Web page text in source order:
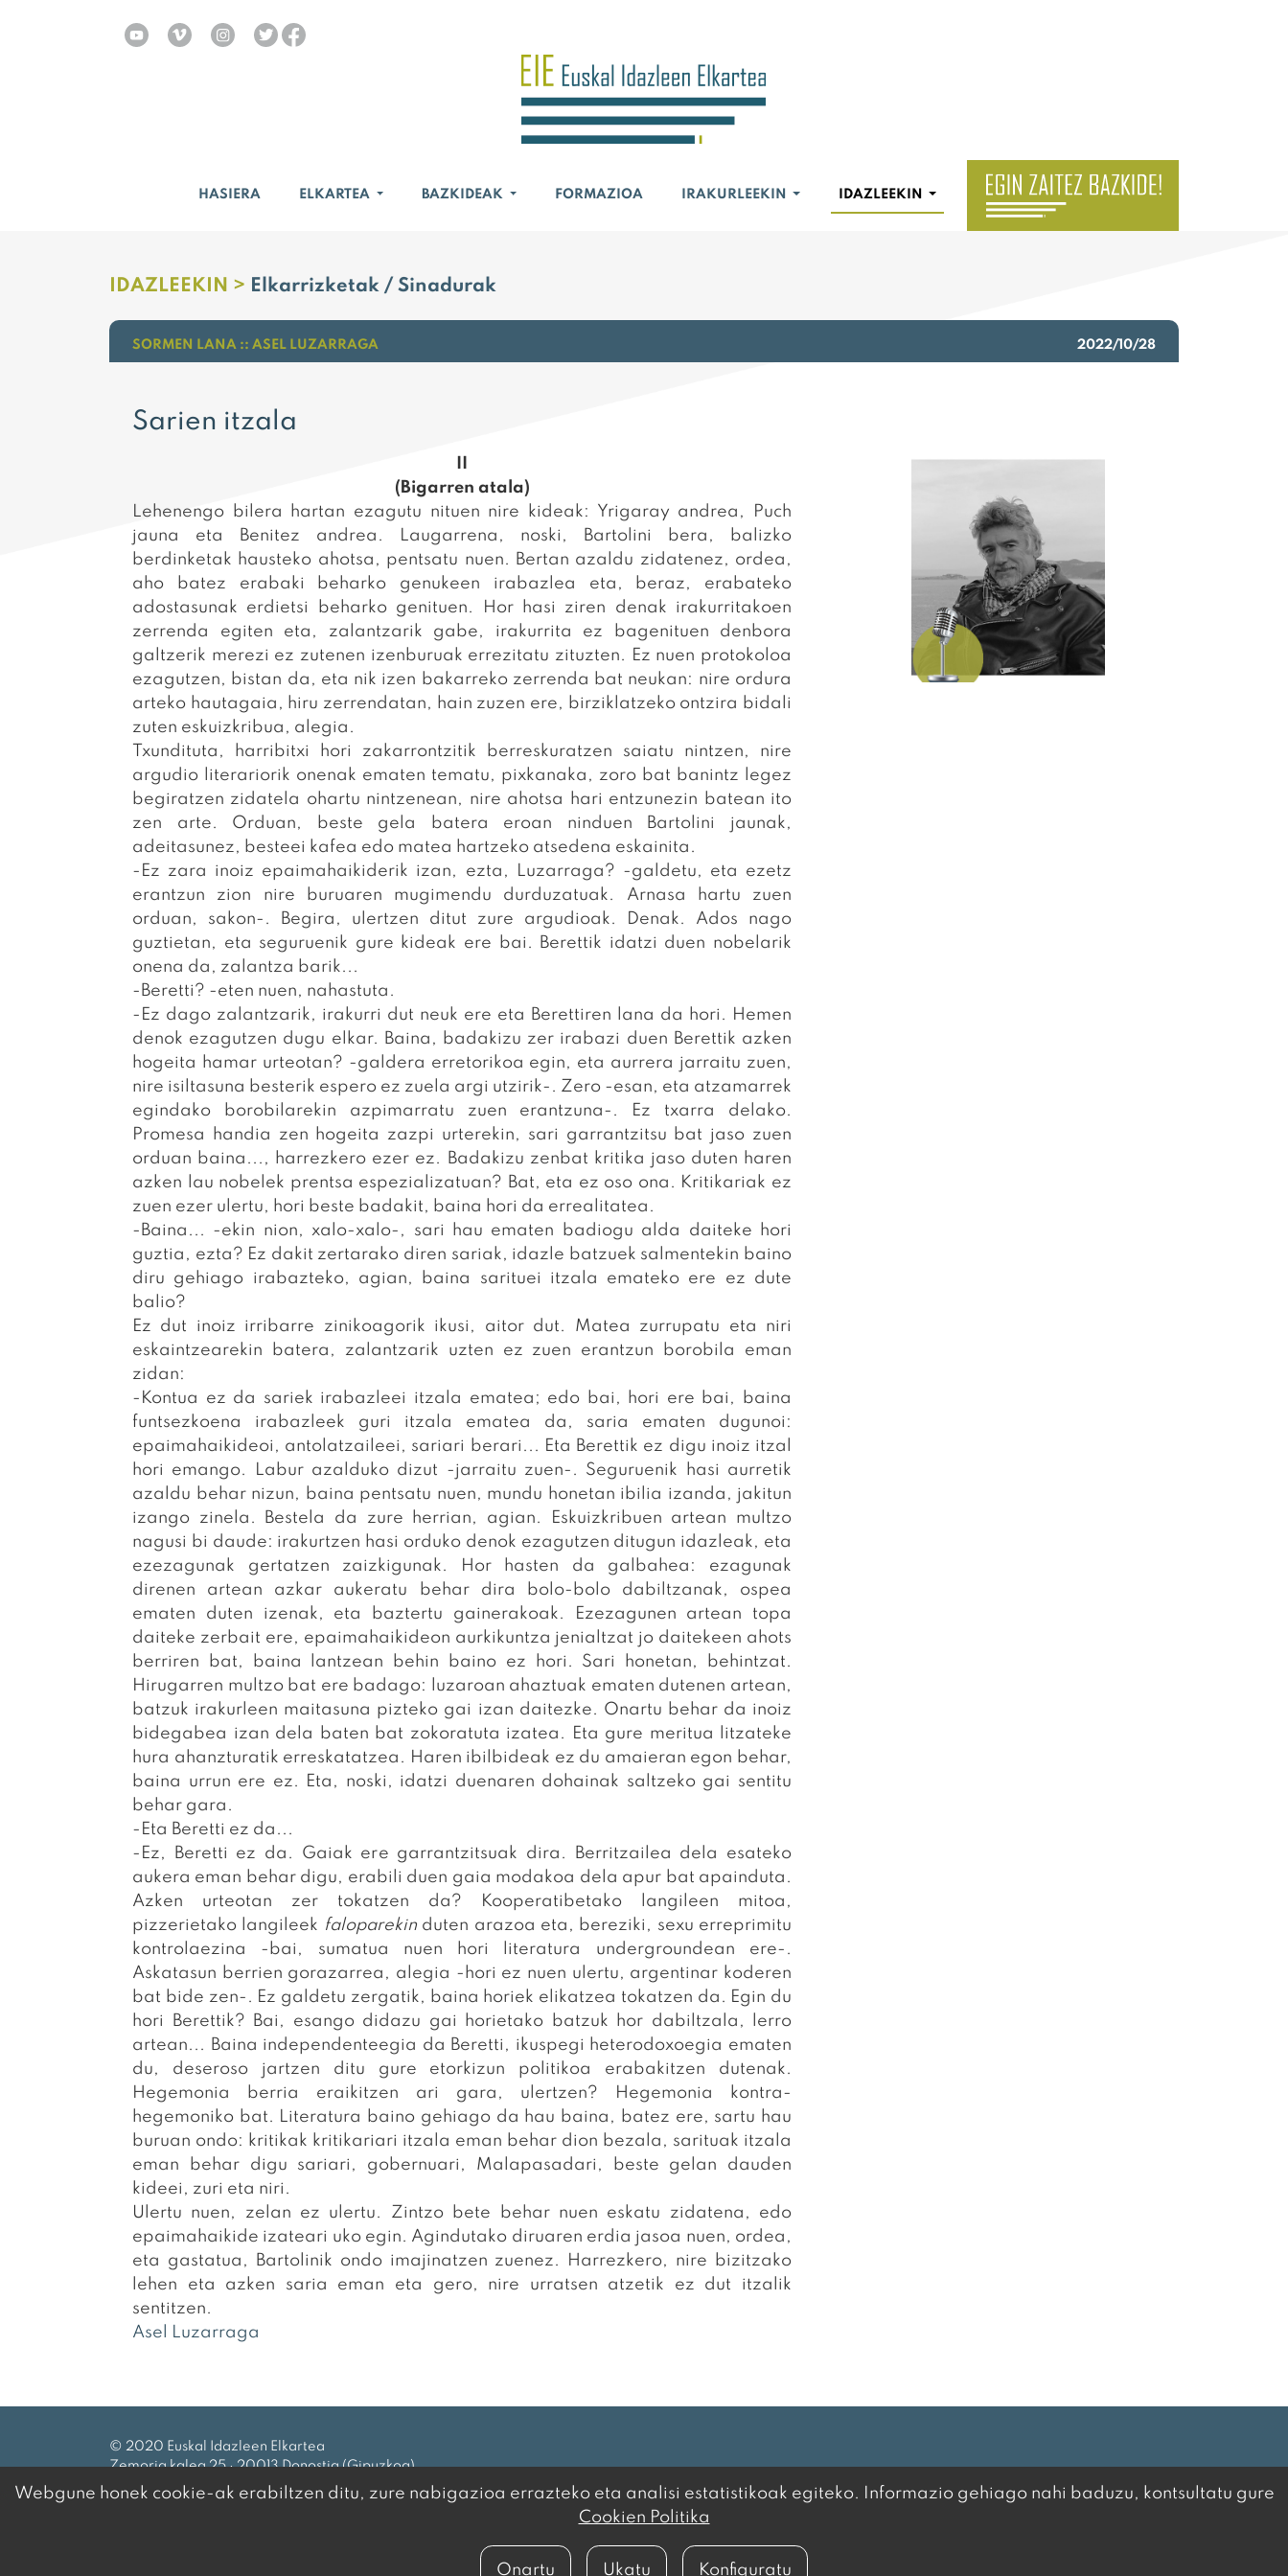
HASIERA ELKARTEA BAZKIDEAK FORMAZIOA IRAKURLEEKIN IDAZLEEKIN
IDAZLEEKIN > Elkarrizketak / Sinadurak
SORMEN LANA :: ASEL LUZARRAGA 2022/10/28
Sarien itzala
(Bigarren atala)
Lehenengo bilera hartan ezagutu nituen nire kideak: Yrigaray andrea, Puch
jauna eta Benitez andrea. Laugarrena, noski, Bartolini bera, balizko
berdinketak hausteko ahotsa, pentsatu nuen. Bertan azaldu zidatenez, ordea,
aho batez erabaki beharko genukeen irabazlea eta, beraz, erabateko
adostasunak erdietsi beharko genituen. Hor hasi ziren denak irakurritakoen
zerrenda egiten eta, zalantzarik gabe, irakurrita ez bagenituen denbora
galtzerik merezi ez zutenen izenburuak errezitatu zituzten. Ez nuen protokoloa
ezagutzen, bistan da, eta nik izen bakarreko zerrenda bat neukan: nire ordura
arteko hautagaia, hiru zerrendatan, hain zuzen ere, birziklatzeko ontzira bidali
zuten eskuizkribua, alegia.
Txundituta, harribitxi hori zakarrontzitik berreskuratzen saiatu nintzen, nire
argudio literariorik onenak ematen tematu, pixkanaka, zoro bat banintz legez
begiratzen zidatela ohartu nintzenean, nire ahotsa hari entzunezin batean ito
zen arte. Orduan, beste gela batera eroan ninduen Bartolini jaunak,
adeitasunez, besteei kafea edo matea hartzeko atsedena eskainita.
-Ez zara inoiz epaimahaikiderik izan, ezta, Luzarraga? -galdetu, eta ezetz
erantzun zion nire buruaren mugimendu durduzatuak. Arnasa hartu zuen
orduan, sakon-. Begira, ulertzen ditut zure argudioak. Denak. Ados nago
guztietan, eta seguruenik gure kideak ere bai. Berettik idatzi duen nobelarik
onena da, zalantza barik...
-Beretti? -eten nuen, nahastuta.
-Ez dago zalantzarik, irakurri dut neuk ere eta Berettiren lana da hori. Hemen
denok ezagutzen dugu elkar. Baina, badakizu zer irabazi duen Berettik azken
hogeita hamar urteotan? -galdera erretorikoa egin, eta aurrera jarraitu zuen,
nire isiltasuna besterik espero ez zuela argi utzirik-. Zero -esan, eta atzamarrek
egindako borobilarekin azpimarratu zuen erantzuna-. Ez txarra delako.
Promesa handia zen hogeita zazpi urterekin, sari garrantzitsu bat jaso zuen
orduan baina..., harrezkero ezer ez. Badakizu zenbat kritika jaso duten haren
azken lau nobelek prentsa espezializatuan? Bat, eta ez oso ona. Kritikariak ez
zuen ezer ulertu, hori beste badakit, baina hori da errealitatea.
-Baina... -ekin nion, xalo-xalo-, sari hau ematen badiogu alda daiteke hori
guztia, ezta? Ez dakit zertarako diren sariak, idazle batzuek salmentekin baino
diru gehiago irabazteko, agian, baina sarituei itzala emateko ere ez dute
balio?
Ez dut inoiz irribarre zinikoagorik ikusi, aitor dut. Matea zurrupatu eta niri
eskaintzearekin batera, zalantzarik uzten ez zuen erantzun borobila eman
zidan:
-Kontua ez da sariek irabazleei itzala ematea; edo bai, hori ere bai, baina
funtsezkoena irabazleek guri itzala ematea da, saria ematen dugunoi:
epaimahaikideoi, antolatzaileei, sariari berari... Eta Berettik ez digu inoiz itzal
hori emango. Labur azalduko dizut -jarraitu zuen-. Seguruenik hasi aurretik
azaldu behar nizun, baina pentsatu nuen, mundu honetan ibilia izanda, jakitun
izango zinela. Bestela da zure herrian, agian. Eskuizkribuen artean multzo
nagusi bi daude: irakurtzen hasi orduko denok ezagutzen ditugun idazleak, eta
ezezagunak gertatzen zaizkigunak. Hor hasten da galbahea: ezagunak
direnen artean azkar aukeratu behar dira bolo-bolo dabiltzanak, ospea
ematen duten izenak, eta baztertu gainerakoak. Ezezagunen artean topa
daiteke zerbait ere, epaimahaikideon aurkikuntza jenialtzat jo daitekeen ahots
berriren bat, baina lantzean behin baino ez hori. Sari honetan, behintzat.
Hirugarren multzo bat ere badago: luzaroan ahaztuak ematen dutenen artean,
batzuk irakurleen maitasuna pizteko gai izan daitezke. Onartu behar da inoiz
bidegabea izan dela baten bat zokoratuta izatea. Eta gure meritua litzateke
hura ahanzturatik erreskatatzea. Haren ibilbideak ez du amaieran egon behar,
baina urrun ere ez. Eta, noski, idatzi duenaren dohainak saltzeko gai sentitu
behar gara.
-Eta Beretti ez da...
-Ez, Beretti ez da. Gaiak ere garrantzitsuak dira. Berritzailea dela esateko
aukera eman behar digu, erabili duen gaia modakoa dela apur bat apainduta.
Azken urteotan zer tokatzen da? Kooperatibetako langileen mitoa,
pizzerietako langileek faloparekinduten arazoa eta, bereziki, sexu erreprimitu
kontrolaezina -bai, sumatua nuen hori literatura undergroundean ere-.
Askatasun berrien gorazarrea, alegia -hori ez nuen ulertu, argentinar koderen
bat bide zen-. Ez galdetu zergatik, baina horiek elikatzea tokatzen da. Egin du
hori Berettik? Bai, esango didazu gai horietako batzuk hor dabiltzala, lerro
artean... Baina independenteegia da Beretti, ikuspegi heterodoxoegia ematen
du, deseroso jartzen ditu gure etorkizun politikoa erabakitzen dutenak.
Hegemonia berria eraikitzen ari gara, ulertzen? Hegemonia kontra-
hegemoniko bat. Literatura baino gehiago da hau baina, batez ere, sartu hau
buruan ondo: kritikak kritikariari itzala eman behar dion bezala, sarituak itzala
eman behar digu sariari, gobernuari, Malapasadari, beste gelan dauden
kideei, zuri eta niri.
Ulertu nuen, zelan ez ulertu. Zintzo bete behar nuen eskatu zidatena, edo
epaimahaikide izateari uko egin. Agindutako diruaren erdia jasoa nuen, ordea,
eta gastatua, Bartolinik ondo imajinatzen zuenez. Harrezkero, nire bizitzako
lehen eta azken saria eman eta gero, nire urratsen atzetik ez dut itzalik
sentitzen.
Asel Luzarraga
© 2020 Euskal Idazleen Elkartea
Zemoria kalea 25 · 20013 Donostia (Gipuzkoa)
Tel.:943 27 69 99 | eie@idazleak.eus
Webgune honek cookie-ak erabiltzen ditu, zure nabigazioa errazteko eta analisi estatistikoak egiteko. Informazio gehiago nahi baduzu, kontsultatu gure
Cookien Politika
Onartu Ukatu Konfiguratu